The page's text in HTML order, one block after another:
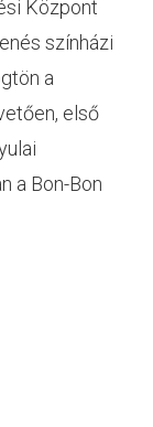
Központ
színházi
a
első
a Bon-Bon